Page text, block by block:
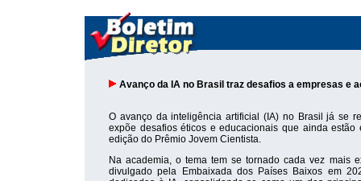
Avanço da IA no Brasil traz desafios a empresas e
O avanço da inteligência artificial (IA) no Brasil já se
expõe desafios éticos e educacionais que ainda
edição do Prêmio Jovem Cientista.
Na academia, o tema tem se tornado cada vez mais
divulgado pela Embaixada dos Países Baixos em